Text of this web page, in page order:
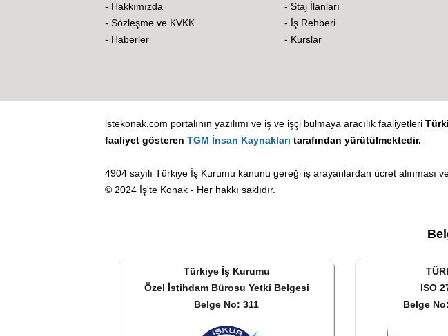
- Hakkımızda
- Sözleşme ve KVKK
- Haberler
- Staj İlanları
- İş Rehberi
- Kurslar
istekonak.com portalının yazılımı ve iş ve işçi bulmaya aracılık faaliyetleri
faaliyet gösteren TGM İnsan Kaynakları tarafından yürütülmektedir.
4904 sayılı Türkiye İş Kurumu kanunu gereği iş arayanlardan ücret alınması
© 2024 İş'te Konak - Her hakkı saklıdır.
Türkiye İş Kurumu
Özel İstihdam Bürosu Yetki Belgesi
Belge No: 311
ISO
Belge